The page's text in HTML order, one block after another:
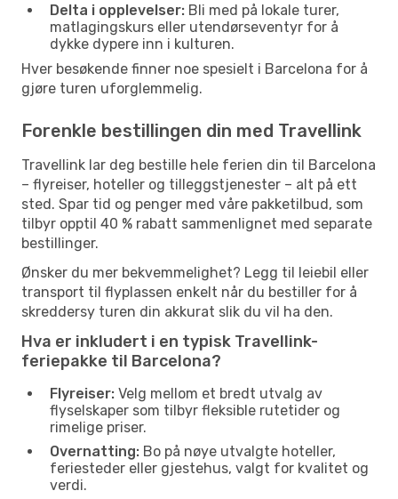
Delta i opplevelser: Bli med på lokale turer,
matlagingskurs eller utendørseventyr for å
dykke dypere inn i kulturen.
Hver besøkende finner noe spesielt i Barcelona for å
gjøre turen uforglemmelig.
Forenkle bestillingen din med Travellink
Travellink lar deg bestille hele ferien din til Barcelona
– flyreiser, hoteller og tilleggstjenester – alt på ett
sted. Spar tid og penger med våre pakketilbud, som
tilbyr opptil 40 % rabatt sammenlignet med separate
bestillinger.
Ønsker du mer bekvemmelighet? Legg til leiebil eller
transport til flyplassen enkelt når du bestiller for å
skreddersy turen din akkurat slik du vil ha den.
Hva er inkludert i en typisk Travellink-
feriepakke til Barcelona?
Flyreiser: Velg mellom et bredt utvalg av
flyselskaper som tilbyr fleksible rutetider og
rimelige priser.
Overnatting: Bo på nøye utvalgte hoteller,
feriesteder eller gjestehus, valgt for kvalitet og
verdi.